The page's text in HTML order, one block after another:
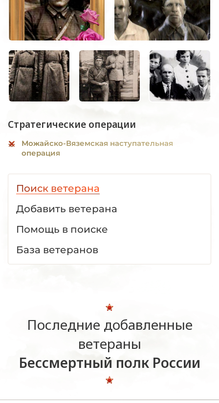
Стратегические операции
Можайско-Вяземская наступательная
операция
Поиск ветерана
Добавить ветерана
Помощь в поиске
База ветеранов
Последние добавленные
ветераны
Бессмертный полк России